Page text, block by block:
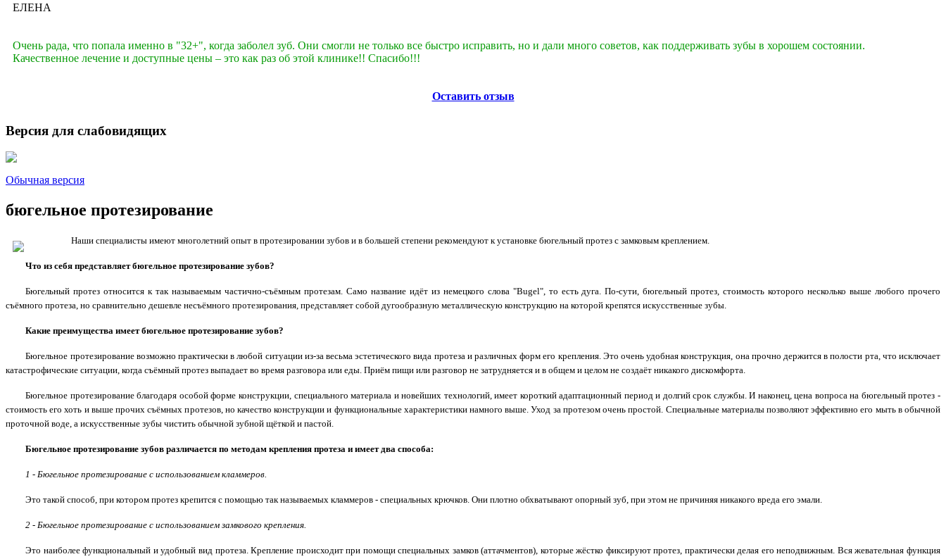
ЕЛЕНА
Очень рада, что попала именно в "32+", когда заболел зуб. Они смогли не только все быстро исправить, но и дали много советов, как поддерживать зубы в хорошем состоянии.
Качественное лечение и доступные цены – это как раз об этой клинике!! Спасибо!!!
Оставить отзыв
Версия для слабовидящих
Обычная версия
бюгельное протезирование
Наши специалисты имеют многолетний опыт в протезировании зубов и в большей степени рекомендуют к установке бюгельный протез с замковым креплением.
Что из себя представляет бюгельное протезирование зубов?
Бюгельный протез относится к так называемым частично-съёмным протезам. Само название идёт из немецкого слова "Bugel", то есть дуга. По-сути, бюгельный протез, стоимость которого несколько выше любого прочего
съёмного протеза, но сравнительно дешевле несъёмного протезирования, представляет собой дугообразную металлическую конструкцию на которой крепятся искусственные зубы.
Какие преимущества имеет бюгельное протезирование зубов?
Бюгельное протезирование возможно практически в любой ситуации из-за весьма эстетического вида протеза и различных форм его крепления. Это очень удобная конструкция, она прочно держится в полости рта, что исключает
катастрофические ситуации, когда съёмный протез выпадает во время разговора или еды. Приём пищи или разговор не затрудняется и в общем и целом не создаёт никакого дискомфорта.
Бюгельное протезирование благодаря особой форме конструкции, специального материала и новейших технологий, имеет короткий адаптационный период и долгий срок службы. И наконец, цена вопроса на бюгельный протез -
стоимость его хоть и выше прочих съёмных протезов, но качество конструкции и функциональные характеристики намного выше. Уход за протезом очень простой. Специальные материалы позволяют эффективно его мыть в обычной
проточной воде, а искусственные зубы чистить обычной зубной щёткой и пастой.
Бюгельное протезирование зубов различается по методам крепления протеза и имеет два способа:
1 - Бюгельное протезирование с использованием кламмеров.
Это такой способ, при котором протез крепится с помощью так называемых кламмеров - специальных крючков.Они плотно обхватывают опорный зуб, при этом не причиняя никакого вреда его эмали.
2 - Бюгельное протезирование с использованием замкового крепления.
Это наиболее функциональный и удобный вид протеза. Крепление происходит при помощи специальных замков (аттачментов), которые жёстко фиксируют протез, практически делая его неподвижным. Вся жевательная функция